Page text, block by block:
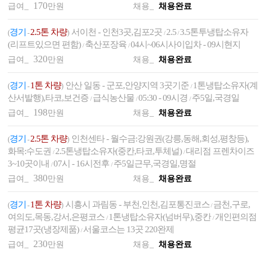
급여_ 170만원 채용_ 채용완료
(경기 -2.5톤 차량) 서이천 - 인천3곳,김포2곳/ 2.5 /3.5톤투냉탑소유자
(리프트있으면 편함)/ 축산포장육/04시~06시사이입차 - 09시현지
급여_ 320만원 채용_ 채용완료
(경기 -1톤 차량) 안산 일동 - 군포,안양지역 3곳기준/ 1톤냉탑소유자(계
산서발행),타코,보건증/ 급식농산물/05:30 - 09시경/ 주5일,국경일
급여_ 198만원 채용_ 채용완료
(경기 -2.5톤 차량) 인천센타 - 월수금:강원권(강릉,동해,회성,평창등),
화목:수도권/ 2.5톤냉탑소유자(중칸,타코,투체널)/ 대리점 프렌차이즈
3~10곳이내/07시 - 16시전후/ 주5일근무,국경일,명절
급여_ 380만원 채용_ 채용완료
(경기 -1톤 차량) 시흥시 과림동 - 부천,인천,김포통진코스 / 금천,구로,
여의도,목동,강서,은평코스/ 1톤냉탑소유자(넘버무),중칸/ 개인편의점
평균17곳(냉장제품)/ 서울코스는 13곳 220완제
급여_230만원 채용_ 채용완료